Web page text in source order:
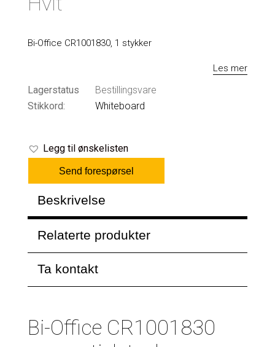
Bi-Office CR1001830, 1 stykker
Les mer
Lagerstatus
Bestillingsvare
Stikkord:
Whiteboard
Legg til ønskelisten
Send forespørsel
Beskrivelse
Relaterte produkter
Ta kontakt
Bi-Office CR1001830